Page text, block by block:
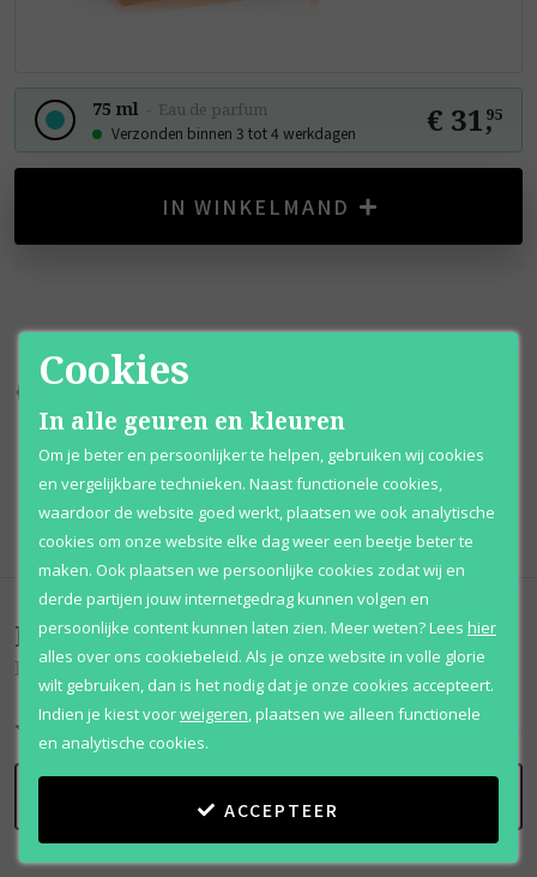
75 ml Eau de parfum
Verzonden binnen 3 tot 4 werkdagen € 31,
95
IN WINKELMAND
100% originele Afhalen mogelijk
Qshops Keurmerk
Beoordelingen(0)
D'light
SCHRIJF BEOORDELING
Cookies
In alle geuren en kleuren
Om je beter en persoonlijker te helpen, gebruiken wij cookies
en vergelijkbare technieken. Naast functionele cookies,
waardoor de website goed werkt, plaatsen we ook analytische
cookies om onze website elke dag weer een beetje beter te
maken. Ook plaatsen we persoonlijke cookies zodat wij en
derde partijen jouw internetgedrag kunnen volgen en
persoonlijke content kunnen laten zien. Meer weten?Lees hier
alles over ons cookiebeleid. Als je onze website in volle glorie
wilt gebruiken, dan is het nodig dat je onze cookies accepteert.
Indien je kiest voorweigeren,plaatsen we alleen functionele
en analytische cookies.
ACCEPTEER